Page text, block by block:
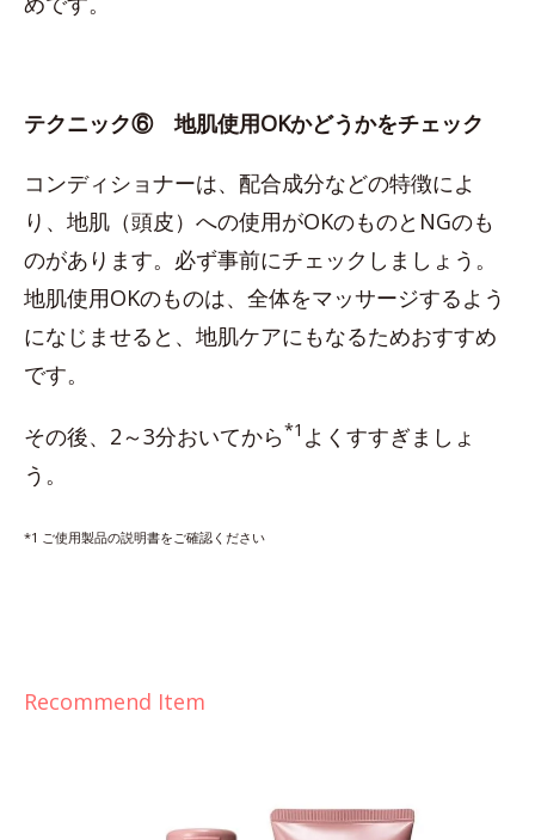
テクニック⑥ 地肌使用OKかどうかをチェック
コンディショナーは、配合成分などの特徴によ
り、地肌（頭皮）への使用がOKのものとNGのも
のがあります。必ず事前にチェックしましょう。
地肌使用OKのものは、全体をマッサージするよう
になじませると、地肌ケアにもなるためおすすめ
です。
その後、2～3分おいてから*1 よくすすぎましょ
う。
*1 ご使用製品の説明書をご確認ください
Recommend Item